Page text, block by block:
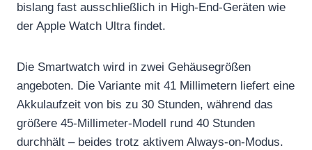
bislang fast ausschließlich in High-End-Geräten wie
der Apple Watch Ultra findet.
Die Smartwatch wird in zwei Gehäusegrößen
angeboten. Die Variante mit 41 Millimetern liefert eine
Akkulaufzeit von bis zu 30 Stunden, während das
größere 45-Millimeter-Modell rund 40 Stunden
durchhält – beides trotz aktivem Always-on-Modus.